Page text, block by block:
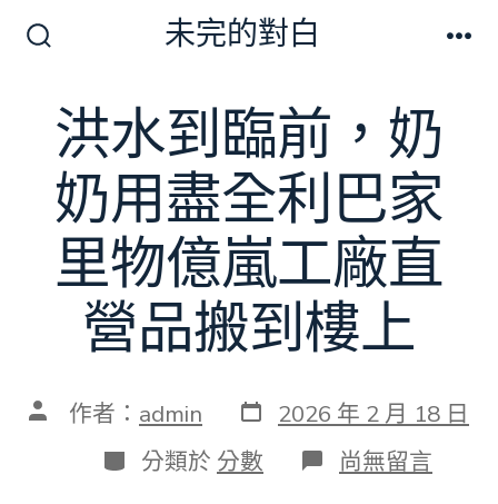
切
換
開
關
未完的對白
洪水到臨前，奶
奶用盡全利巴家
里物億嵐工廠直
營品搬到樓上
文 作者： admin 發
表
日
期
2026 年 2 月 18 日
分
類
分類於 分數 在
〈洪
尚無留言